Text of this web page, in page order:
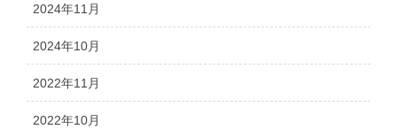
2024年11月
2024年10月
2022年11月
2022年10月